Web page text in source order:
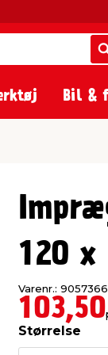
Bil &
120 x
Varenr.: 9057366
103,50
Størrelse